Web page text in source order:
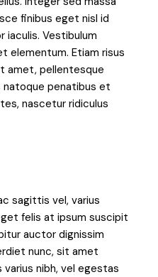
finibus eget nisl id
iaculis. Vestibulum
elementum. Etiam risus
amet, pellentesque
natoque penatibus et
nascetur ridiculus
sagittis vel, varius
felis at ipsum suscipit
auctor dignissim
nunc, sit amet
varius nibh, vel egestas